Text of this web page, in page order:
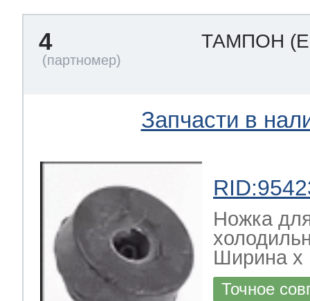
4 ТАМПОН
Запчасти в
Ножка
Ширина х
Точное